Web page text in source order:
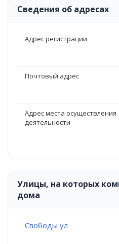
Сведения об адресах
Адрес регистрации
Почтовый адрес
Адрес места осуществления
деятельности
Улицы, на которых
дома
Свободы ул